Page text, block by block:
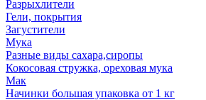
Разрыхлители
Гели, покрытия
Загустители
Мука
Разные виды сахара,сиропы
Кокосовая стружка, ореховая мука
Мак
Начинки большая упаковка от 1 кг